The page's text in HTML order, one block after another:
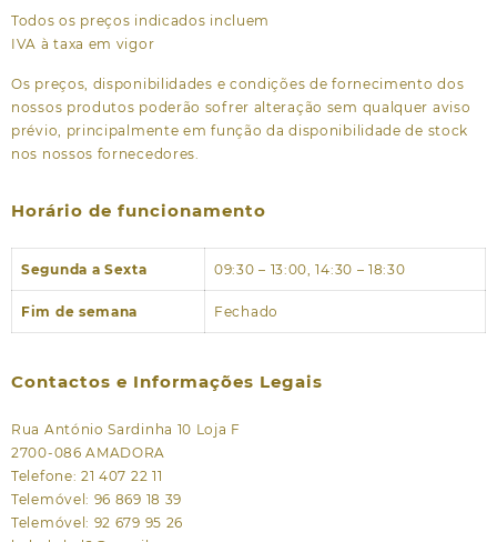
Todos os preços indicados incluem
IVA à taxa em vigor
Os preços, disponibilidades e condições de fornecimento dos
nossos produtos poderão sofrer alteração sem qualquer aviso
prévio, principalmente em função da disponibilidade de stock
nos nossos fornecedores.
Horário de funcionamento
Segunda a Sexta 09:30 – 13:00, 14:30 – 18:30
Fim de semana Fechado
Contactos e Informações Legais
Rua António Sardinha 10 Loja F
2700-086 AMADORA
Telefone: 21 407 22 11
Telemóvel: 96 869 18 39
Telemóvel: 92 679 95 26